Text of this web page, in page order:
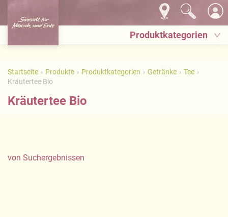
Produktkategorien
Startseite Produkte Produktkategorien Getränke
Tee
Kräutertee Bio
Kräutertee Bio
von Suchergebnissen